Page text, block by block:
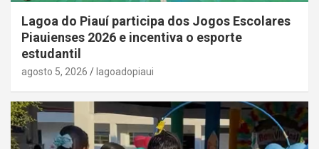
Lagoa do Piauí participa dos Jogos Escolares
Piauienses 2026 e incentiva o esporte
estudantil
agosto 5, 2026 lagoadopiaui